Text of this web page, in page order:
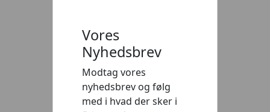
Vores
Nyhedsbrev
Modtag vores
nyhedsbrev og følg
med i hvad der sker i